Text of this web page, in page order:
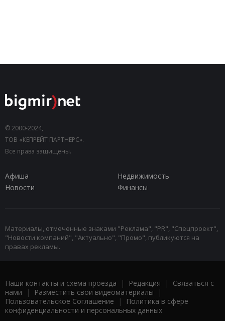
© 2000-2024,
ТОВ «КЕПРЕЙТ ПАРТНЕРС».
Все права защищены.
Афиша
Недвижимость
Новости
Финансы
Материалы, отмеченные знаками "Реклама", "PR", "Спецпроект",
"Новости компаний", "Актуально", "Промо", публикуются на
правах рекламы.
Наши контакты и схема проезда | Редакция | Связаться с
нами | Разместить свои видеоматериалы |
Пользовательское Соглашение |
Политика в сфере
конфиденциальности и персональных данных